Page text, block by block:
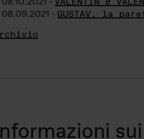
08.09.2021 - GUSTAV, la
sui